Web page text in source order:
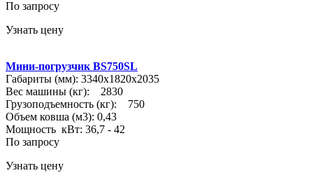
По запросу
Узнать цену
Мини-погрузчик BS750SL
Габариты (мм): 3340х1820х2035
Вес машины (кг): 2830
Грузоподъемность (кг): 750
Объем ковша (м3): 0,43
Мощность кВт: 36,7 - 42
По запросу
Узнать цену